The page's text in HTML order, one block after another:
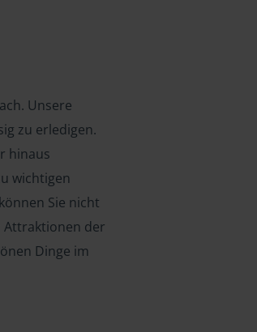
Unsere
zu erledigen.
hinaus
wichtigen
Sie nicht
Attraktionen der
Dinge im